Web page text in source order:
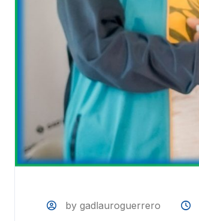
by gadlauroguerrero